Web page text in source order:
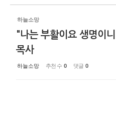
하늘소망
"나는 부활이요 생명이
목사
하늘소망 추천 수 0 댓글 0